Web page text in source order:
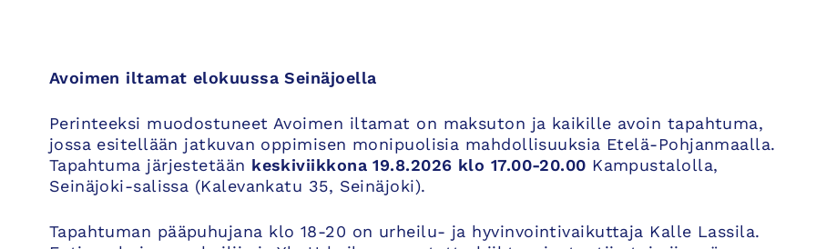
Avoimen iltamat elokuussa Seinäjoella
Perinteeksi muodostuneet Avoimen iltamat on maksuton ja kaikille avoin tapahtuma,
jossa esitellään jatkuvan oppimisen monipuolisia mahdollisuuksia Etelä-Pohjanmaalla.
Tapahtuma järjestetään keskiviikkona 19.8.2026 klo 17.00-20.00 Kampustalolla,
Seinäjoki-salissa (Kalevankatu 35, Seinäjoki).
Tapahtuman pääpuhujana klo 18-20 on urheilu- ja hyvinvointivaikuttaja Kalle Lassila.